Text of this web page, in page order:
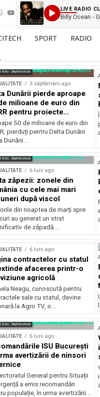
LIVE RADIO
Billy Ocean -
SPORT RADIO
foto: Shutterstock
3 săptămâni ago
Dunării pierde aproape
milioane de euro din
pentru proiecte
50 de milioane de euro din
pierduți pentru Delta Dunării
Dunării...
foto: Shutterstock
6 luni ago
zăpezii: zonele din
cu cele mai mari
după viscol
din noaptea de marți spre
au generat un strat
de zăpadă...
6 luni ago
contractelor cu statul
afacerea printr-o
agricolă
Neagu, cunoscută pentru
sale cu statul, devine
la Agro TV, o...
foto: Shutterstock
6 luni ago
ISU București
avertizării de ninsori
General pentru Situații
a emis recomandări
populație, în urma avertizării...